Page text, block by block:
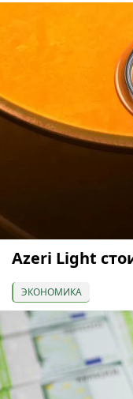
Azeri Light
ЭКОНОМИКА